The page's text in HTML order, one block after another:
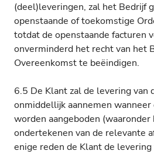
(deel)leveringen, zal het Bedrijf
openstaande of toekomstige
totdat de openstaande facturen
onverminderd het recht van het
Overeenkomst te beëindigen.
6.5 De Klant zal de levering van
onmiddellijk aannemen
worden aangeboden
ondertekenen van de relevante
enige reden de Klant de